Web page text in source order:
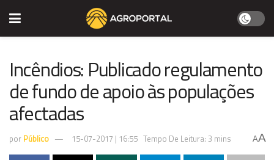
Incêndios: Publicado regulamento
de fundo de apoio às populações
afectadas
por Público 15-07-2017 | 16:55 Tempo De Leitura: 3 mins AA